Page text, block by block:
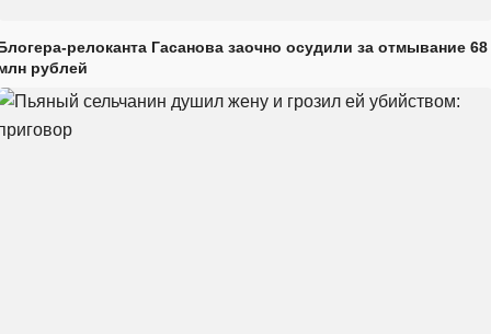
релоканта Гасанова заочно осудили за отмывание 68
рублей